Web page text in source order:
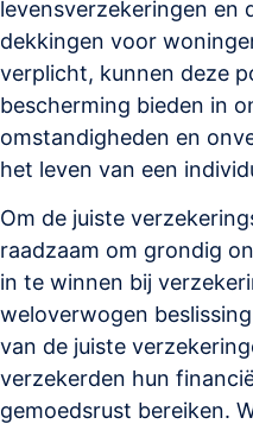
levensverzekeringen en
dekkingen voor
verplicht, kunnen deze
bescherming bieden in
omstandigheden en
het leven van een
Om de juiste
raadzaam om grondig
in te winnen bij
weloverwogen
van de juiste
verzekerden hun
gemoedsrust bereiken.